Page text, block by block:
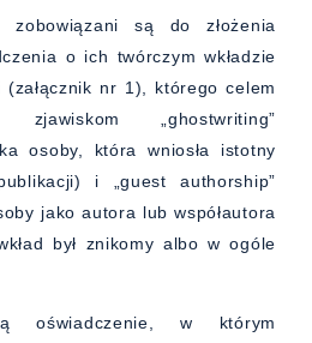
zobowiązani są do złożenia
o ich twórczym wkładzie
nr 1), którego celem
„ghostwriting”
osoby, która wniosła istotny
i „guest authorship”
jako autora lub współautora
był znikomy albo w ogóle
oświadczenie, w którym